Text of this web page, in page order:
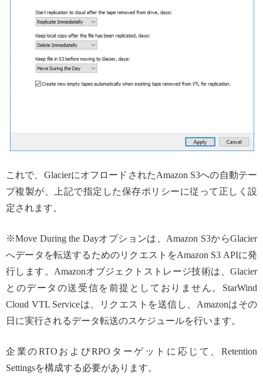
これで、GlacierにオフロードされたAmazon S3への自動テー
プ複製が、上記で指定した保存ポリシーに従って正しく設
定されます。
※Move During the Dayオプションは、Amazon S3からGlacier
へデータを転送するためのリクエストをAmazon S3 APIに発
行します。Amazonオブジェクトストレージ技術は、Glacier
とのデータの送受信を前提としておりません。StarWind
Cloud VTL Serviceは、リクエストを送信し、Amazonはその
日に実行されるデータ転送のスケジュールを行います。
企業のRTOおよびRPOターゲットに応じて、Retention
Settingsを構成する必要があります。